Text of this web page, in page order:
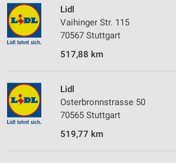
Lidl
Vaihinger Str. 115
70567 Stuttgart
517,88 km
Lidl
Osterbronnstrasse 50
70565 Stuttgart
519,77 km